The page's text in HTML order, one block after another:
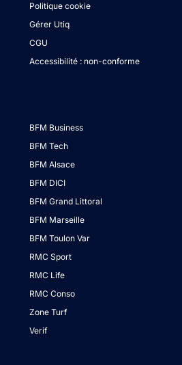
Politique cookie
Gérer Utiq
CGU
Accessibilité : non-conforme
BFM Business
BFM Tech
BFM Alsace
BFM DICI
BFM Grand Littoral
BFM Marseille
BFM Toulon Var
RMC Sport
RMC Life
RMC Conso
Zone Turf
Verif